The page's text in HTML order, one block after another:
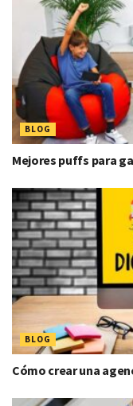
BLOG
Mejores puffs para
BLOG
Cómo crear una